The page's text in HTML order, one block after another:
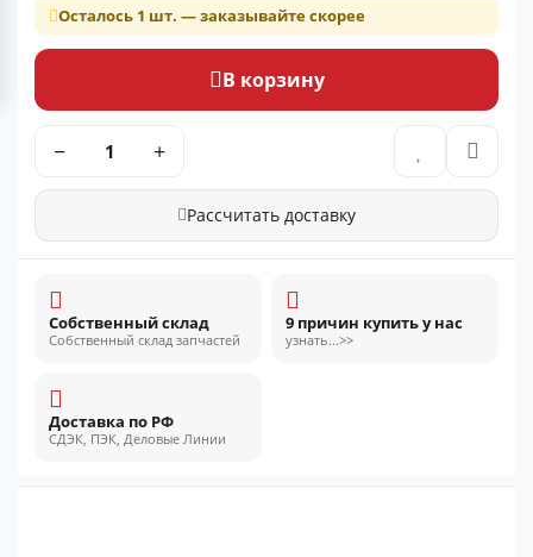
Осталось 1 шт. — заказывайте скорее
В корзину
− +
Рассчитать доставку
Собственный склад
Собственный склад запчастей
9 причин купить у нас
узнать...>>
Доставка по РФ
СДЭК, ПЭК, Деловые Линии